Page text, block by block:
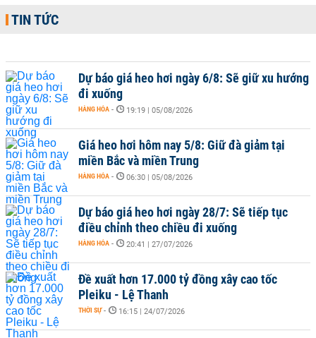
TIN TỨC
Dự báo giá heo hơi ngày 6/8: Sẽ giữ xu hướng
đi xuống
HÀNG HÓA - 19:19 | 05/08/2026
Giá heo hơi hôm nay 5/8: Giữ đà giảm tại
miền Bắc và miền Trung
HÀNG HÓA - 06:30 | 05/08/2026
Dự báo giá heo hơi ngày 28/7: Sẽ tiếp tục
điều chỉnh theo chiều đi xuống
HÀNG HÓA - 20:41 | 27/07/2026
Đề xuất hơn 17.000 tỷ đồng xây cao tốc
Pleiku - Lệ Thanh
THỜI SỰ - 16:15 | 24/07/2026